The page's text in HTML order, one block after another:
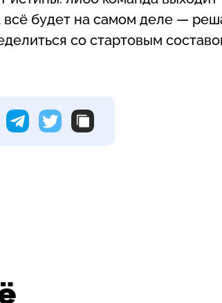
всё будет на самом деле —
со стартовым